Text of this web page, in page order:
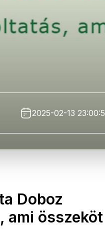
2025-02-13
Doboz
ami összeköt